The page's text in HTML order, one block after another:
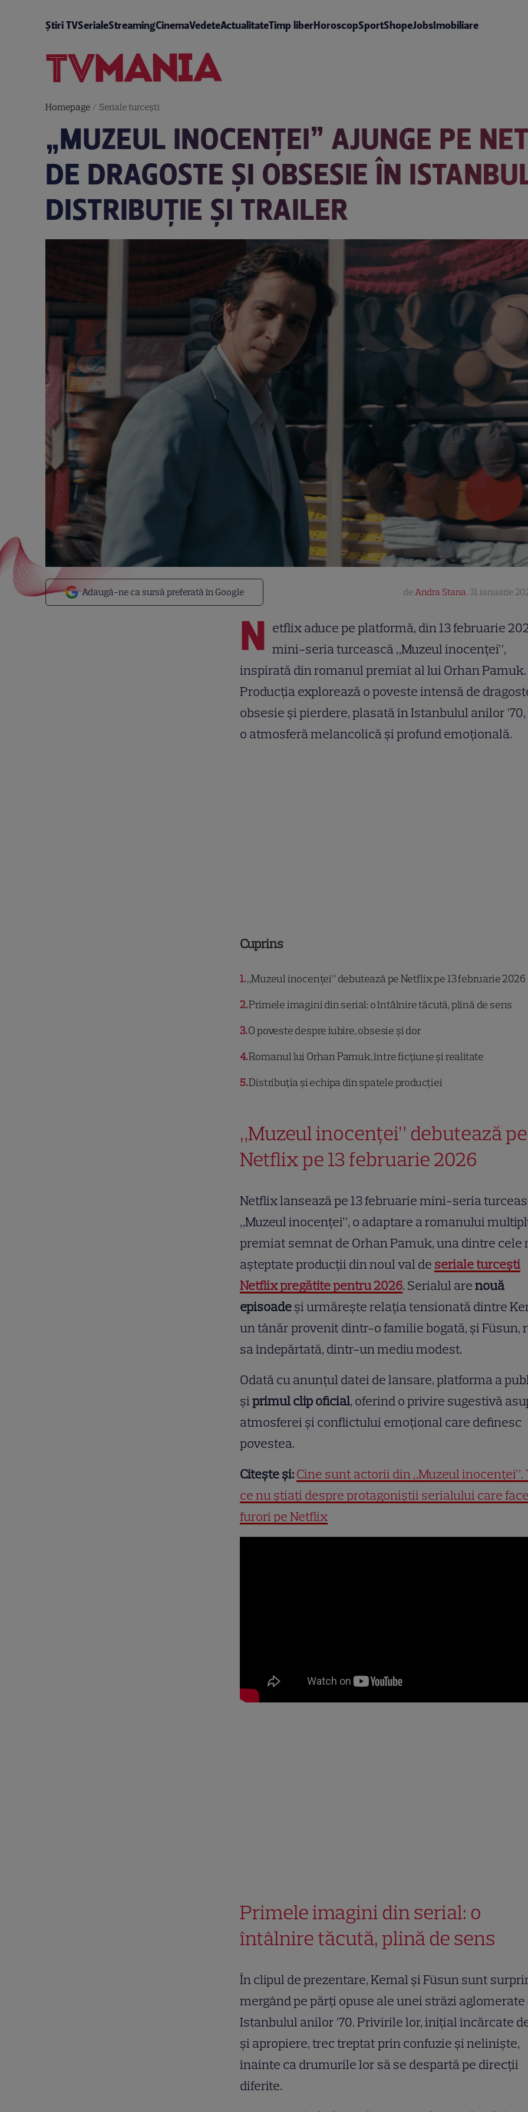
Știri TVSerialeStreamingCinemaVedeteActualitateTimp liberHoroscopSportShopeJobsImobiliare
Homepage/ Seriale turceşti
„MUZEUL INOCENȚEI” AJUNGE PE
DE DRAGOSTE ȘI OBSESIE ÎN
DISTRIBUȚIE ȘI TRAILER
Adaugă-ne ca sursă preferată în Google deAndra Stana, 31 ianuarie
N etflix aduce pe platformă, din 13 februarie
mini-seria turcească „Muzeul inocenței”,
inspirată din romanul premiat al lui Orhan Pamuk.
Producția explorează o poveste intensă de
obsesie și pierdere, plasată în Istanbulul anilor
o atmosferă melancolică și profund emoțională.
Cuprins
1„Muzeul inocenței” debutează pe Netflix pe 13 februarie 2026
2Primele imagini din serial: o întâlnire tăcută, plină de sens
3O poveste despre iubire, obsesie și dor
4Romanul lui Orhan Pamuk, între ficțiune și realitate
5Distribuția și echipa din spatele producției
„Muzeul inocenței” debutează pe
Netflix pe 13 februarie 2026
Netflix lansează pe 13 februarie mini-seria
„Muzeul inocenței”, o adaptare a romanului
premiat semnat de Orhan Pamuk, una dintre cele
așteptate producții din noul val de seriale turcești
Netflix pregătite pentru 2026. Serialul arenouă
episoadeși urmărește relația tensionată dintre
un tânăr provenit dintr-o familie bogată, și Füsun,
sa îndepărtată, dintr-un mediu modest.
Odată cu anunțul datei de lansare, platforma a
șiprimul clip oficial, oferind o privire sugestivă
atmosferei și conflictului emoțional care definesc
povestea.
Citește și:Cine sunt actorii din „Muzeul inocenței”.
ce nu știați despre protagoniștii serialului care face
furori pe Netflix
Primele imagini din serial: o
întâlnire tăcută, plină de sens
În clipul de prezentare, Kemal și Füsun sunt
mergând pe părți opuse ale unei străzi
Istanbulul anilor ’70. Privirile lor, inițial încărcate
și apropiere, trec treptat prin confuzie și neliniște,
înainte ca drumurile lor să se despartă pe direcții
diferite.